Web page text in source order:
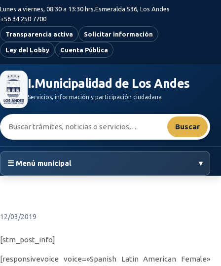
Saltar al contenido principal
Lunes a viernes, 08:30 a 13:30 hrs.Esmeralda 536, Los Andes
+56 34 250 7700
Transparencia activa Solicitar información
Ley del Lobby Cuenta Pública
I.Municipalidad de Los Andes
Servicios, información y participación ciudadana
Buscar:
Buscar
☰ Menú municipal ▾
12/03/2019
[stm_post_info]
[responsivevoice voice=»Spanish Latin American Female»